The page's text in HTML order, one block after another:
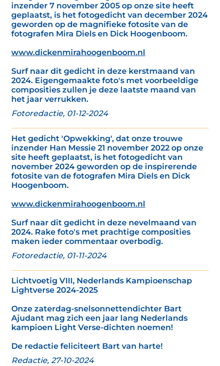
inzender 7 november 2005 op onze site heeft
geplaatst, is het fotogedicht van december 2024
geworden op de magnifieke fotosite van de
fotografen Mira Diels en Dick Hoogenboom.
www.dickenmirahoogenboom.nl
Surf naar dit gedicht in deze kerstmaand van
2024. Eigengemaakte foto's met voorbeeldige
composities zullen je deze laatste maand van
het jaar verrukken.
Fotoredactie, 01-12-2024
Het gedicht 'Opwekking', dat onze trouwe
inzender Han Messie 21 november 2022 op onze
site heeft geplaatst, is het fotogedicht van
november 2024 geworden op de inspirerende
fotosite van de fotografen Mira Diels en Dick
Hoogenboom.
www.dickenmirahoogenboom.nl
Surf naar dit gedicht in deze nevelmaand van
2024. Rake foto's met prachtige composities
maken ieder commentaar overbodig.
Fotoredactie, 01-11-2024
Lichtvoetig VIII, Nederlands Kampioenschap
Lightverse 2024-2025
Onze zaterdag-snelsonnettendichter Bart
Ajudant mag zich een jaar lang Nederlands
kampioen Light Verse-dichten noemen!
De redactie feliciteert Bart van harte!
Redactie, 27-10-2024